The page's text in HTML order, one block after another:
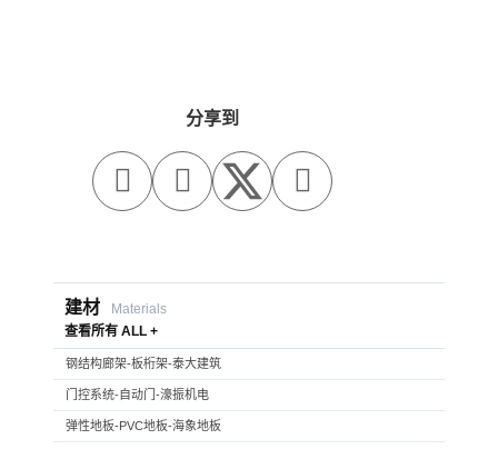
分享到
  
建材
Materials
查看所有 ALL +
钢结构廊架-板桁架-泰大建筑
门控系统-自动门-濠振机电
弹性地板-PVC地板-海象地板